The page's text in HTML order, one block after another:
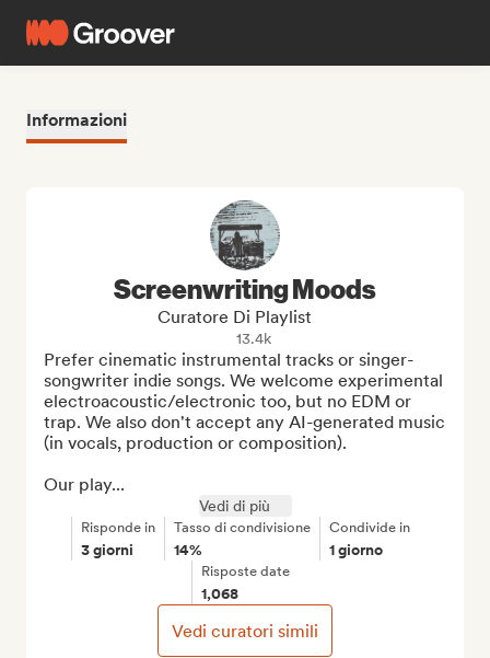
Informazioni
Screenwriting Moods
Curatore Di Playlist
13.4k
Prefer cinematic instrumental tracks or singer-
songwriter indie songs. We welcome experimental
electroacoustic/electronic too, but no EDM or
trap. We also don't accept any AI-generated music
(in vocals, production or composition).
Our play...
Vedi di più
Risponde in
3 giorni
Tasso di condivisione
14%
Condivide in
1 giorno
Risposte date
1,068
Vedi curatori simili